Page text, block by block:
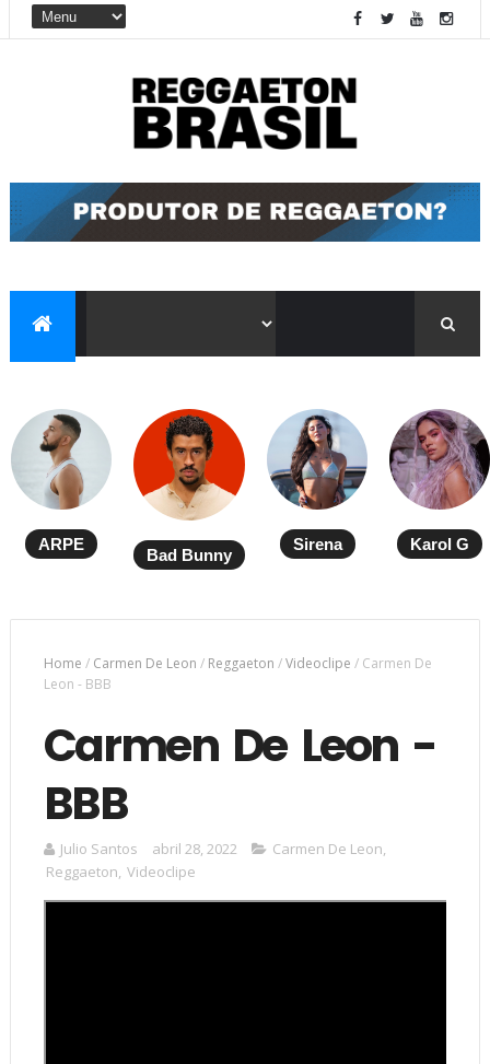
ARPE
Bad Bunny
Sirena Karol G
Home / Carmen De Leon / Reggaeton /Videoclipe / Carmen De
Leon - BBB
Carmen De Leon -
BBB
Julio Santos abril 28, 2022 Carmen De Leon,
Reggaeton, Videoclipe